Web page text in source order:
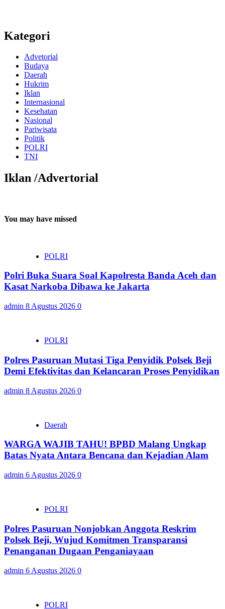
Kategori
Advetorial
Budaya
Daerah
Hukrim
Iklan
Internasional
Kesehatan
Nasional
Pariwisata
Politik
POLRI
TNI
Iklan /Advertorial
You may have missed
POLRI
Polri Buka Suara Soal Kapolresta Banda Aceh dan
Kasat Narkoba Dibawa ke Jakarta
admin 8 Agustus 2026 0
POLRI
Polres Pasuruan Mutasi Tiga Penyidik Polsek Beji
Demi Efektivitas dan Kelancaran Proses Penyidikan
admin 8 Agustus 2026 0
Daerah
WARGA WAJIB TAHU! BPBD Malang Ungkap
Batas Nyata Antara Bencana dan Kejadian Alam
admin 6 Agustus 2026 0
POLRI
Polres Pasuruan Nonjobkan Anggota Reskrim
Polsek Beji, Wujud Komitmen Transparansi
Penanganan Dugaan Penganiayaan
admin 6 Agustus 2026 0
POLRI